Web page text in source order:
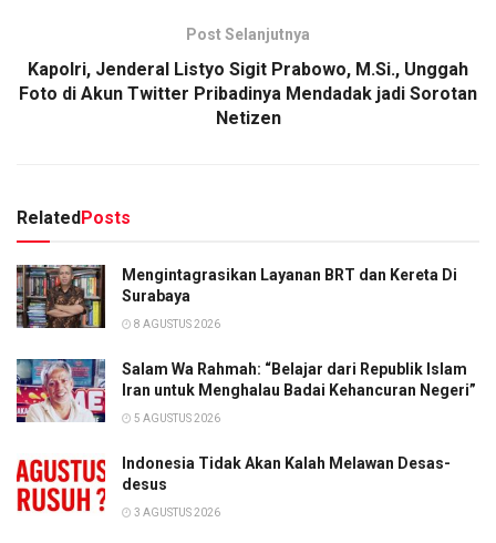
Post Selanjutnya
Kapolri, Jenderal Listyo Sigit Prabowo, M.Si., Unggah
Foto di Akun Twitter Pribadinya Mendadak jadi Sorotan
Netizen
Related Posts
Mengintagrasikan Layanan BRT dan Kereta Di
Surabaya
8 AGUSTUS 2026
Salam Wa Rahmah: “Belajar dari Republik Islam
Iran untuk Menghalau Badai Kehancuran Negeri”
5 AGUSTUS 2026
Indonesia Tidak Akan Kalah Melawan Desas-
desus
3 AGUSTUS 2026